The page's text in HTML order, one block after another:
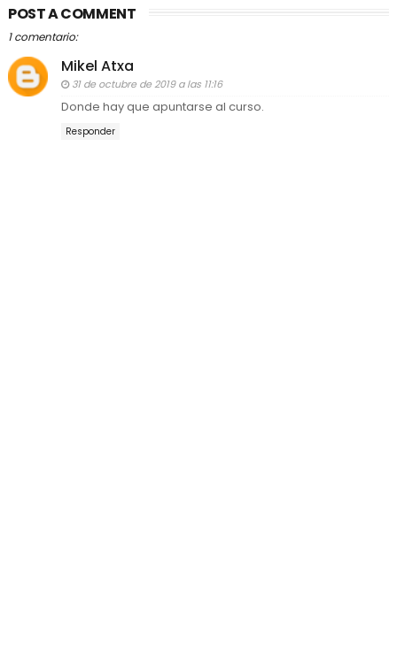
POST A COMMENT
1 comentario:
Mikel Atxa
31 de octubre de 2019 a las 11:16
Donde hay que apuntarse al curso.
Responder